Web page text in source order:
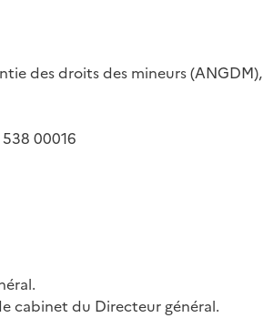
des droits des mineurs (ANGDM),
538 00016
cabinet du Directeur général.